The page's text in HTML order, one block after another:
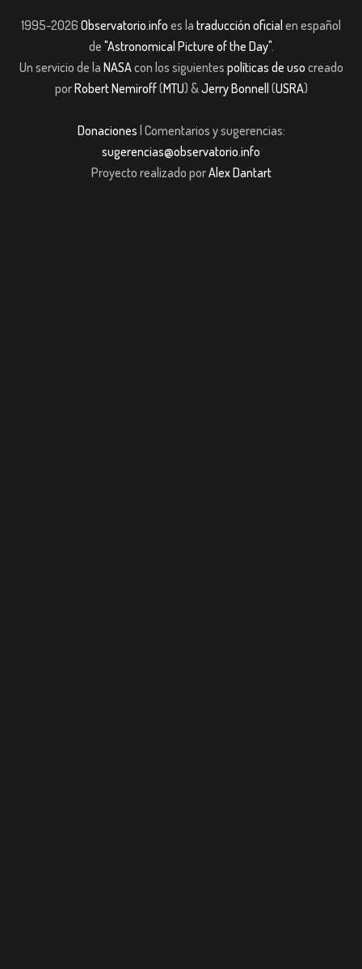
1995-2026 Observatorio.info es la traducción oficial en español
de "Astronomical Picture of the Day".
Un servicio de la NASAcon los siguientes políticas de uso creado
porRobert Nemiroff(MTU) &Jerry Bonnell (USRA)
Donaciones | Comentarios y sugerencias:
sugerencias@observatorio.info
Proyecto realizado porAlex Dantart